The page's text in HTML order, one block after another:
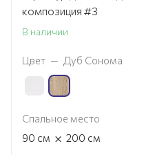
композиция #3
В наличии
Цвет — Дуб Сонома
Спальное место
90 см × 200 см